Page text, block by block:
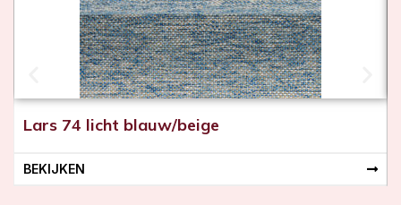
Lars 74 licht blauw/beige
BEKIJKEN